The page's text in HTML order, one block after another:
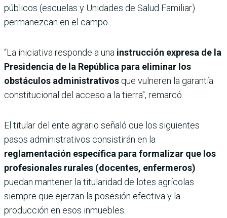
públicos (escuelas y Unidades de Salud Familiar)
permanezcan en el campo.
“​La iniciativa responde a una instrucción expresa de la
Presidencia de la República para eliminar los
obstáculos administrativos que vulneren la garantía
constitucional del acceso a la tierra", remarcó.
El titular del ente agrario señaló que los ​siguientes
pasos administrativos consistirán en la
reglamentación específica para formalizar que los
profesionales rurales (docentes, enfermeros)
puedan mantener la titularidad de lotes agrícolas
siempre que ejerzan la posesión efectiva y la
producción en esos inmuebles.